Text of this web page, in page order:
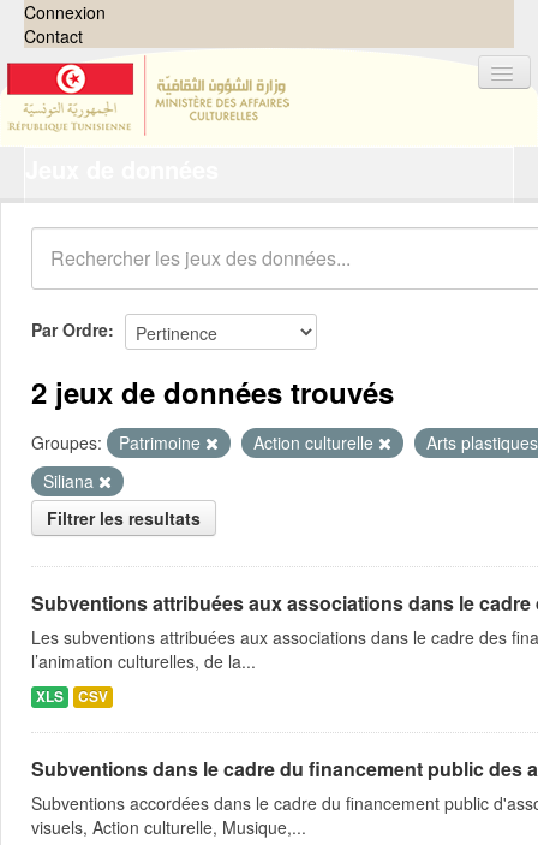
Connexion
Contact
Organisations
Groupes
Demandes 0
À propos
Par Ordre
2 jeux de données trouvés
Groupes: Patrimoine Action culturelle
Arts
Siliana
Filtrer les resultats
Subventions attribuées aux associations dans le
Les subventions attribuées aux associations dans le cadre des
l’animation culturelles, de la...
XLS CSV
Subventions dans le cadre du financement public des
Subventions accordées dans le cadre du financement public
visuels, Action culturelle, Musique,...